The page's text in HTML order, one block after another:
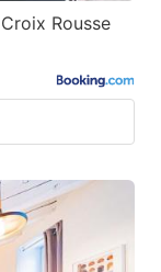
Rousse